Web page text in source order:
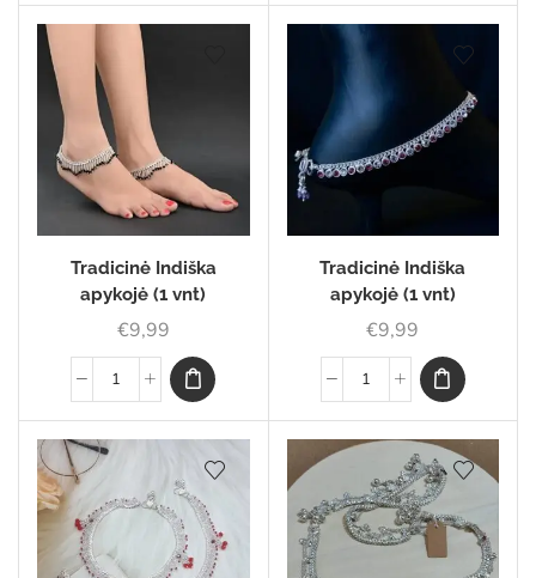
Tradicinė Indiška
apykojė (1 vnt)
€9,99
Tradicinė Indiška
apykojė (1 vnt)
€9,99